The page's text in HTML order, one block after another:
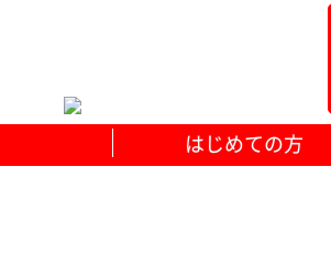
はじめての方